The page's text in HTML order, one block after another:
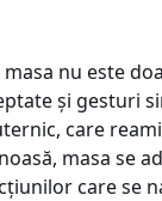
masa nu este
și gesturi
care
masa se
care se